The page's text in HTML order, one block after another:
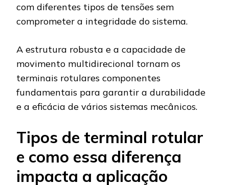
com diferentes tipos de tensões sem
comprometer a integridade do sistema.
A estrutura robusta e a capacidade de
movimento multidirecional tornam os
terminais rotulares componentes
fundamentais para garantir a durabilidade
e a eficácia de vários sistemas mecânicos.
Tipos de terminal rotular
e como essa diferença
impacta a aplicação